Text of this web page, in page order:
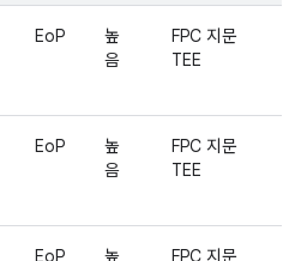
EoP
높
음
FPC 지문
TEE
EoP
높
음
FPC 지문
TEE
EoP
높
FPC 지문